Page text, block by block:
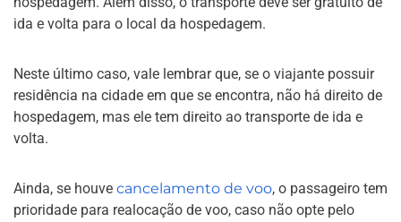
ida e volta para o local da hospedagem.
Neste último caso, vale lembrar que, se o viajante possuir
residência na cidade em que se encontra, não há direito de
hospedagem, mas ele tem direito ao transporte de ida e
volta.
Ainda, se houve cancelamento de voo, o passageiro tem
prioridade para realocação de voo, caso não opte pelo